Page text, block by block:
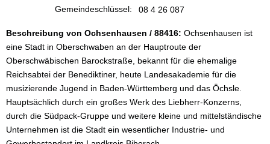
Gemeindeschlüssel:
08 4 26 087
Beschreibung von Ochsenhausen / 88416: Ochsenhausen ist
eine Stadt in Oberschwaben an der Hauptroute der
Oberschwäbischen Barockstraße, bekannt für die ehemalige
Reichsabtei der Benediktiner, heute Landesakademie für die
musizierende Jugend in Baden-Württemberg und das Öchsle.
Hauptsächlich durch ein großes Werk des Liebherr-Konzerns,
durch die Südpack-Gruppe und weitere kleine und mittelständische
Unternehmen ist die Stadt ein wesentlicher Industrie- und